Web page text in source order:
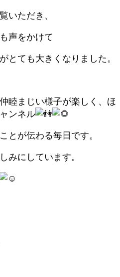
いただき、
声をかけて
とても大きくなりました。
睦まじい様子が楽しく、ほ
ンネル
とが伝わる毎日です。
みにしています。